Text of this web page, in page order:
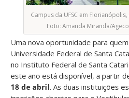
Campus da UFSC em
Foto: Amanda Miranda/
Uma nova oportunidade para
Universidade Federal de Santa
no Instituto Federal de Santa
este ano está disponível, a partir
18 de abril. As duas instituições